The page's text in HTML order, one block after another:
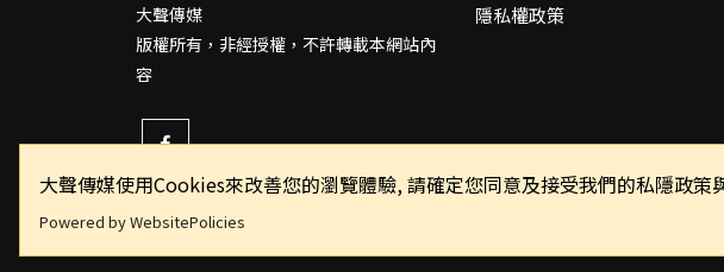
大聲傳媒使用Cookies來改善您的瀏覽體驗, 請確定您同意及接受我們的私隱政策
Powered by WebsitePolicies
大聲傳媒
版權所有，非經授權，不許轉載本網站內
容
隱私權政策